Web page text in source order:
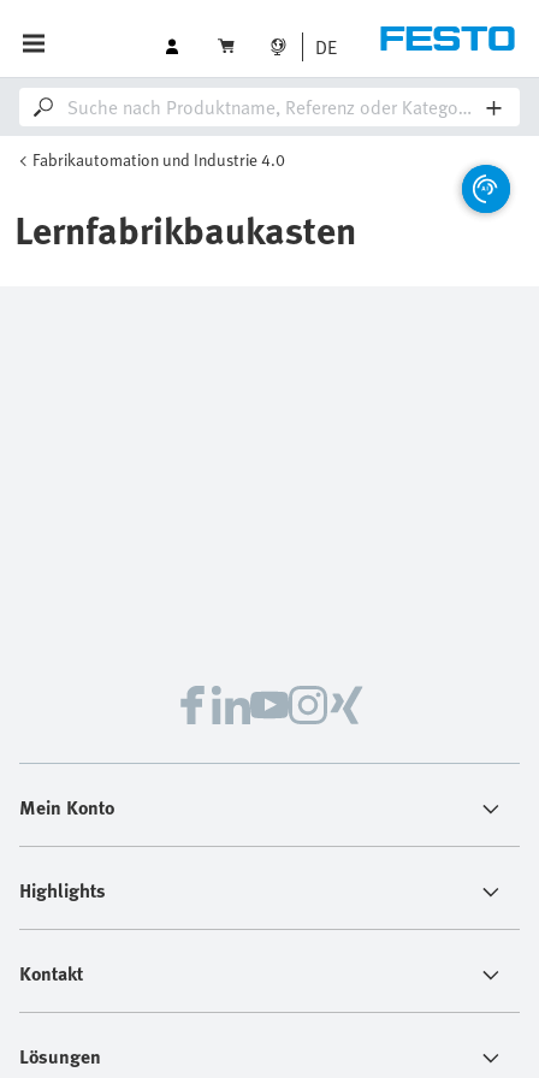
DE
Fabrikautomation und Industrie 4.0
Lernfabrikbaukasten
Mein Konto
Highlights
Kontakt
Lösungen